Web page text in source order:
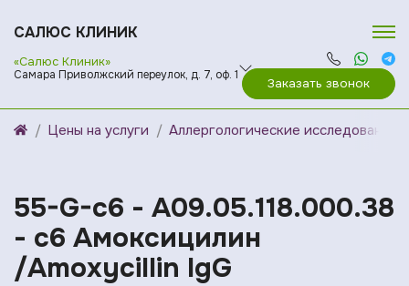
САЛЮС КЛИНИК
«Салюс Клиник»
Самара Приволжский переулок, д. 7, оф. 1
Заказать звонок
Цены на услуги Аллергологические исследования
55-G-c6 - A09.05.118.000.38
- c6 Амоксицилин
/Amoxycillin IgG